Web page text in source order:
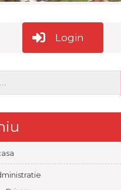
Login